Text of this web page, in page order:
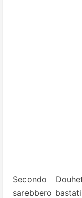
Secondo
sarebbero